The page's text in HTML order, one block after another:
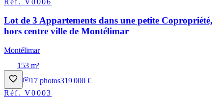
Lot de 3 Appartements dans une petite Copropriété,
hors centre ville de Montélimar
Montélimar
153 m²
17 photos319 000 €
Réf.V0003